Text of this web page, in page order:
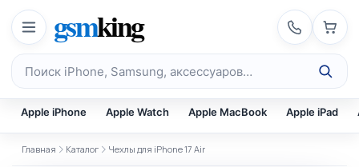
Перейти к содержимому
gsmking
Поиск по каталогу
Apple iPhone Apple Watch Apple MacBook Apple iPad
Главная Каталог Чехлы для iPhone 17 Air